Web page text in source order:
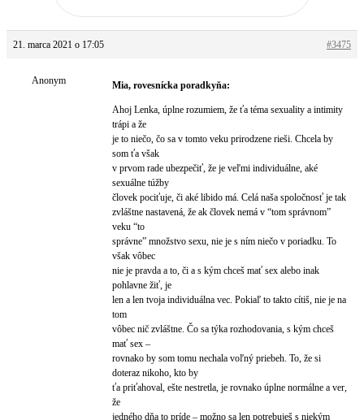
21. marca 2021 o 17:05 #3475
Anonym Mia, rovesnícka poradkyňa:
Ahoj Lenka, úplne rozumiem, že ťa téma sexuality a intimity
trápi a že
je to niečo, čo sa v tomto veku prirodzene rieši. Chcela by
som ťa však
v prvom rade ubezpečiť, že je veľmi individuálne, aké
sexuálne túžby
človek pociťuje, či aké libido má. Celá naša spoločnosť je tak
zvláštne nastavená, že ak človek nemá v “tom správnom”
veku “to
správne” množstvo sexu, nie je s ním niečo v poriadku. To
však vôbec
nie je pravda a to, či a s kým chceš mať sex alebo inak
pohlavne žiť, je
len a len tvoja individuálna vec. Pokiaľ to takto cítiš, nie je na
tom
vôbec nič zvláštne. Čo sa týka rozhodovania, s kým chceš
mať sex –
rovnako by som tomu nechala voľný priebeh. To, že si
doteraz nikoho, kto by
ťa priťahoval, ešte nestretla, je rovnako úplne normálne a ver,
že
jedného dňa to príde – možno sa len potrebuješ s niekým